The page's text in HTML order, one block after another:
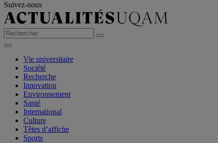
Suivez-nous
Vie universitaire
Société
Recherche
Innovation
Environnement
Santé
International
Culture
Têtes d’affiche
Sports